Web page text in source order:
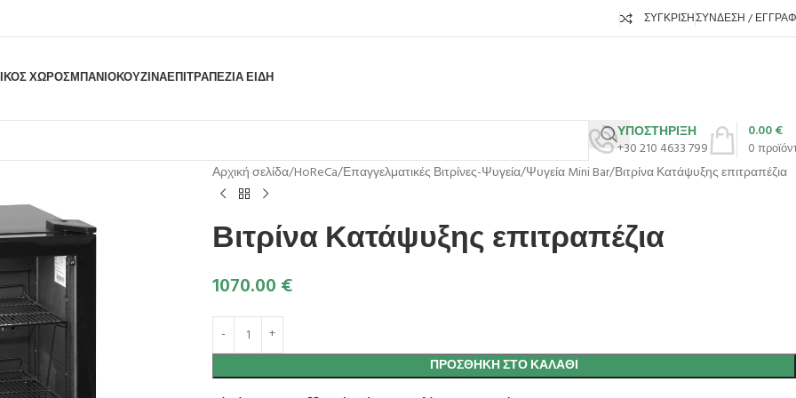
ΣΎΓΚΡΙΣΗΣΎΝΔΕΣΗ /
ΧΩΡΟΣΜΠΆΝΙΟΚΟΥΖΊΝΑΕΠΙΤΡΑΠΈΖΙΑ ΕΊΔΗ
ΥΠΟΣΤΗΡΙΞΗ
+30 210 4633 799
0
0.00€
Αρχική σελίδα HoReCa Επαγγελματικές Βιτρίνες-Ψυγεία Ψυγεία Mini Bar Βιτρίνα Κατάψυξης επιτραπέζια
Βιτρίνα Κατάψυξης επιτραπέζια
1070.00 €
ΠΡΟΣΘΉΚΗ ΣΤΟ ΚΑΛΆΘΙ